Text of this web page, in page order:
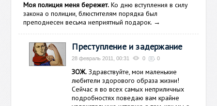
Моя полиция меня бережет. Ко дню вступления в силу
закона о полиции, блюстителям порядка был
преподнесен весьма неприятный подарок. →
Преступление и задержание
28 февраль 2011, 00:31 0 0
ЗОЖ. Здравствуйте, мои маленькие
любители здорового образа жизни!
Сейчас я во всех самых неприличных
подробностях поведаю вам крайне